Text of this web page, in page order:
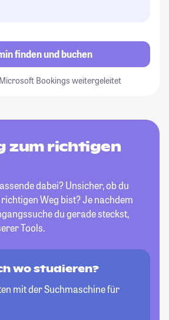
finden und buchen
Bookings weitergeleitet
zum richtigen
dabei? Unsicher, ob du
Weg bist? Je nachdem
du gerade steckst,
Tools.
wo studieren?
mit der Suchmaschine für